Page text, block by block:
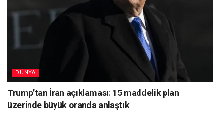
DÜNYA
Trump’tan İran açıklaması: 15 maddelik plan
üzerinde büyük oranda anlaştık